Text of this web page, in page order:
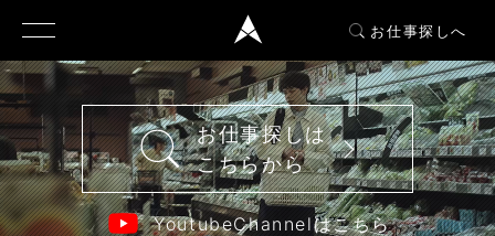
お仕事探しへ
お仕事探しは
こちらから
YoutubeChannelはこちら